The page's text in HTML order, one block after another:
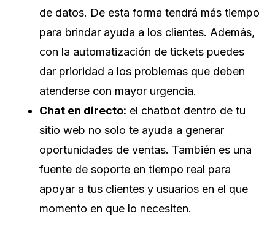
de datos. De esta forma tendrá más tiempo
para brindar ayuda a los clientes. Además,
con la automatización de tickets puedes
dar prioridad a los problemas que deben
atenderse con mayor urgencia.
Chat en directo: el chatbot dentro de tu
sitio web no solo te ayuda a generar
oportunidades de ventas. También es una
fuente de soporte en tiempo real para
apoyar a tus clientes y usuarios en el que
momento en que lo necesiten.